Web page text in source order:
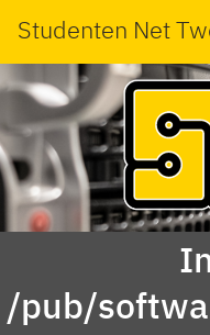
Studenten Net
/pub/